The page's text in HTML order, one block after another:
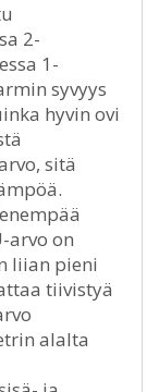
2-
1-
syvyys
hyvin ovi
sitä
arvo on
liian pieni
tiivistyä
alalta